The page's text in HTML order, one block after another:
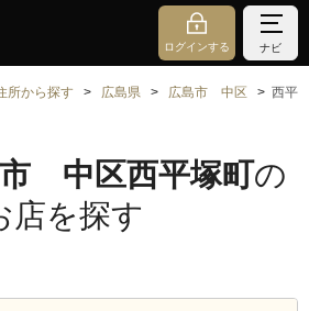
ログインする ナビ
所から探す 広島県 広島市 中区
西平
中区西平塚町の
店を探す